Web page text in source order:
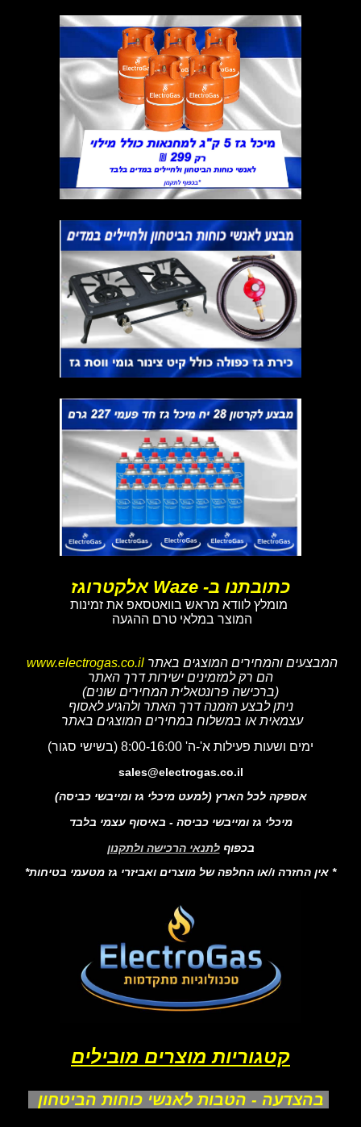
כתובתנו ב- Waze אלקטרוגז
מומלץ לוודא מראש בוואטסאפ את זמינות
המוצר במלאי טרם ההגעה
המבצעים והמחירים המוצגים באתר www.electrogas.co.il
הם רק למזמינים ישירות דרך האתר
(ברכישה פרונטאלית המחירים שונים)
ניתן לבצע הזמנה דרך האתר ולהגיע לאסוף
עצמאית או במשלוח במחירים המוצגים באתר
ימים ושעות פעילות א'-ה' 8:00-16:00 (בשישי סגור)
sales@electrogas.co.il
אספקה לכל הארץ (למעט מיכלי גז ומייבשי כביסה)
מיכלי גז ומייבשי כביסה - באיסוף עצמי בלבד
בכפוף לתנאי הרכישה ולתקנון
* אין החזרה ו/או החלפה של מוצרים ואביזרי גז מטעמי בטיחות*
קטגוריות מוצרים מובילים
בהצדעה - הטבות לאנשי כוחות הביטחון